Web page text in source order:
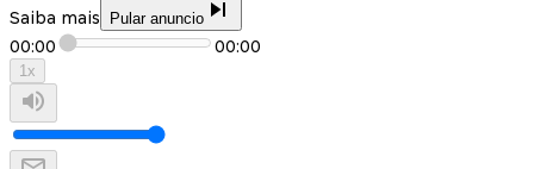
Saiba mais Pular anuncio
00:00 00:00
1x